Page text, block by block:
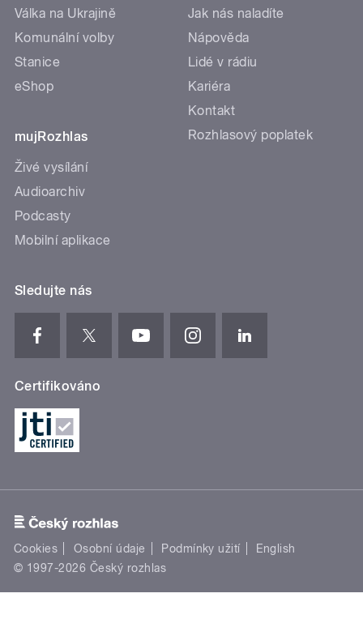
Válka na Ukrajině
Komunální volby
Stanice
eShop
mujRozhlas
Živé vysílání
Audioarchiv
Podcasty
Mobilní aplikace
Jak nás naladíte
Nápověda
Lidé v rádiu
Kariéra
Kontakt
Rozhlasový poplatek
Sledujte nás
Certifikováno
Cookies Osobní údaje Podmínky užití
English
© 1997-2026 Český rozhlas